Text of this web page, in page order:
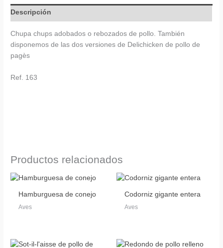
Descripción
Chupa chups adobados o rebozados de pollo. También
disponemos de las dos versiones de Delichicken de pollo de
pagès
Ref. 163
Productos relacionados
Hamburguesa de conejo
Aves
Codorniz gigante entera
Aves